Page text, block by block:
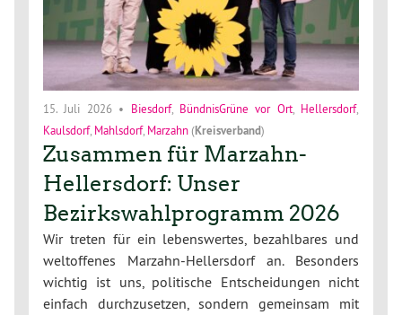
15. Juli 2026• Biesdorf, BündnisGrüne vor Ort, Hellersdorf,
Kaulsdorf, Mahlsdorf, Marzahn (Kreisverband)
Zusammen für Marzahn-
Hellersdorf: Unser
Bezirkswahlprogramm 2026
Wir treten für ein lebenswertes, bezahlbares und
weltoffenes Marzahn-Hellersdorf an. Besonders
wichtig ist uns, politische Entscheidungen nicht
einfach durchzusetzen, sondern gemeinsam mit